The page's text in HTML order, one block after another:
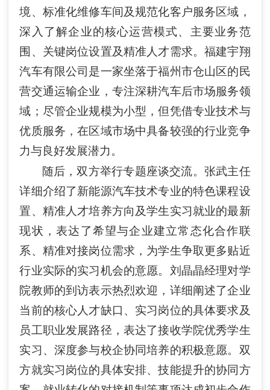
境、标准化维修车间及规范化客户服务区域，
深入了解企业的核心运营模式、主要业务范
围、关键岗位设置及精准人才需求。福建宇翔
汽车有限公司是一家坐落于福州市仓山区的民
营交通运输企业，专注深耕汽车后市场服务领
域；尽管企业规模为小型，但凭借专业技术与
优质服务，在区域市场中具备较强的行业竞争
力与良好发展潜力。
随后，双方举行专题座谈交流。张武主任
详细介绍了新能源汽车技术专业的特色课程设
置、精准人才培养方向及学生实习就业的最新
现状，表达了希望与企业建立常态化合作联
系、精准对接岗位需求，为学生争取更多贴近
行业实际的实习机会的意愿。刘晶晶经理对学
院教师的到访表示热烈欢迎，详细阐述了企业
当前的核心人才缺口、实习岗位的具体要求及
员工职业发展路径，表达了接收学院优秀学生
实习、深度参与校企协同培养的积极意愿。双
方就实习岗位的具体安排、技能提升的协同方